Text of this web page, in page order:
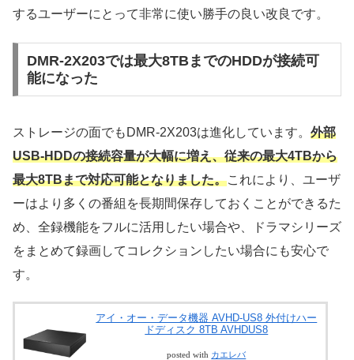
するユーザーにとって非常に使い勝手の良い改良です。
DMR-2X203では最大8TBまでのHDDが接続可
能になった
ストレージの面でもDMR-2X203は進化しています。 外部
USB-HDDの接続容量が大幅に増え、従来の最大4TBから
最大8TBまで対応可能となりました。これにより、ユーザ
ーはより多くの番組を長期間保存しておくことができるた
め、全録機能をフルに活用したい場合や、ドラマシリーズ
をまとめて録画してコレクションしたい場合にも安心で
す。
アイ・オー・データ機器 AVHD-US8 外付けハー
ドディスク 8TB AVHDUS8
posted with カエレバ